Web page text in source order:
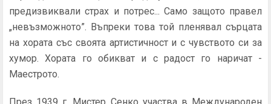
предизвиквали страх и потрес... Само защото правел
„невъзможното”. Въпреки това той пленявал сърцата
на хората със своята артистичност и с чувството си за
хумор. Хората го обикват и с радост го наричат -
Маестрото.